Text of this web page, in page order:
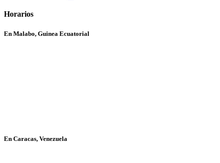
Horarios
En Malabo, Guinea Ecuatorial
En Caracas, Venezuela